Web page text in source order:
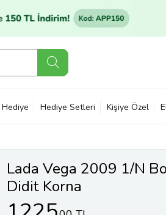
Hediye Hediye Setleri Kişiye Özel
Lada Vega 2009 1/N
Didit Korna